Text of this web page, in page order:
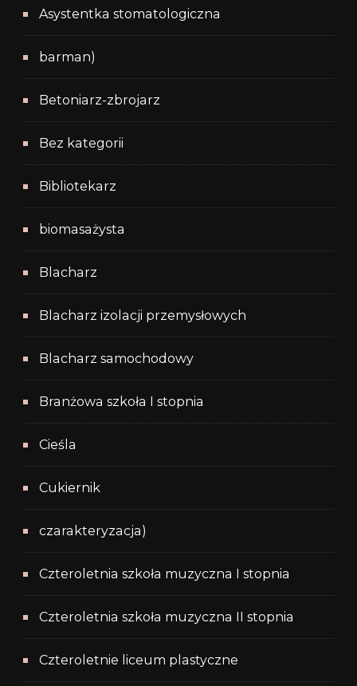
Asystentka stomatologiczna
barman)
Betoniarz-zbrojarz
Bez kategorii
Bibliotekarz
biomasażysta
Blacharz
Blacharz izolacji przemysłowych
Blacharz samochodowy
Branżowa szkoła I stopnia
Cieśla
Cukiernik
czarakteryzacja)
Czteroletnia szkoła muzyczna I stopnia
Czteroletnia szkoła muzyczna II stopnia
Czteroletnie liceum plastyczne